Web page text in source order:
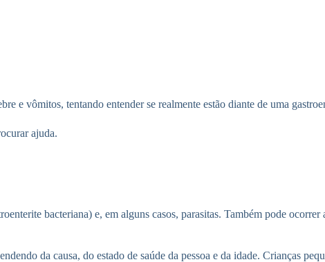
e vômitos, tentando entender se realmente estão diante de uma
ajuda.
bacteriana) e, em alguns casos, parasitas. Também pode ocorrer
da causa, do estado de saúde da pessoa e da idade. Crianças